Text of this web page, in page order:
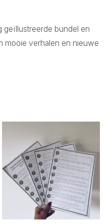
geïllustreerde bundel en
mooie verhalen en nieuwe